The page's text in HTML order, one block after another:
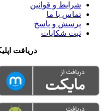
شرایط و قوانین
تماس با ما
پرسش و پاسخ
ثبت شکایات
دریافت